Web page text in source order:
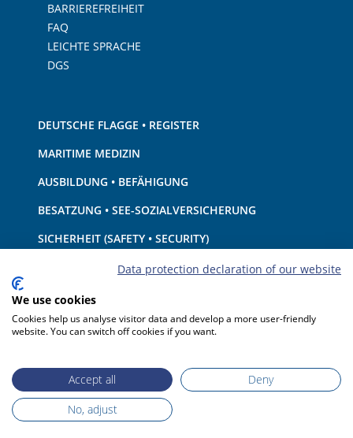
BARRIEREFREIHEIT
FAQ
LEICHTE SPRACHE
DGS
DEUTSCHE FLAGGE • REGISTER
MARITIME MEDIZIN
AUSBILDUNG • BEFÄHIGUNG
BESATZUNG • SEE-SOZIALVERSICHERUNG
SICHERHEIT (SAFETY • SECURITY)
SCHIFF • AUSRÜSTUNG
UMWELTSCHUTZ • KLIMA
HAFTUNG • FINANZEN
Data protection declaration of our website
We use cookies
Cookies help us analyse visitor data and develop a more user-friendly
website. You can switch off cookies if you want.
Accept all
Deny
No, adjust